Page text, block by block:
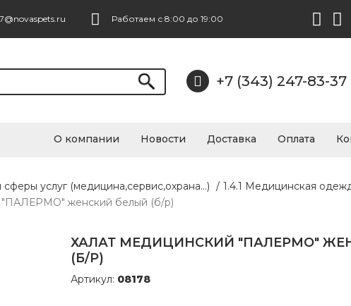
Работаем с 8:00 до 19:00
+7 (343) 247-83-37
О компании Новости Доставка Оплата
услуг (медицина,сервис,охрана...) / 1.4.1 Медицинская
"ПАЛЕРМО" женский белый (б/р)
ХАЛАТ МЕДИЦИНСКИЙ "ПАЛЕРМО"
(Б/Р)
Артикул: 08178